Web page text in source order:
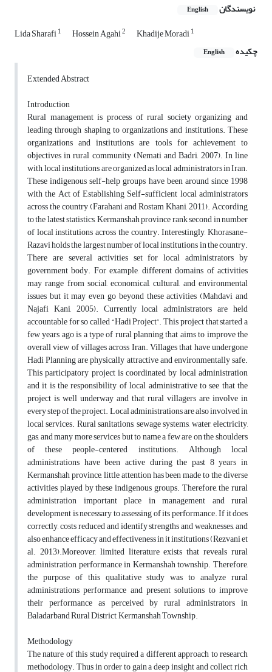
نویسندگان English
Lida Sharafi1 Hossein Agahi2 Khadije Moradi1
چکیده English
Extended Abstract
Introduction
Rural management is process of rural society organizing and
leading through shaping to organizations and institutions. These
organizations and institutions are tools for achievement to
objectives in rural community (Nemati and Badri, 2007). In line
with, local institutions are organized as local administrators in Iran.
These indigenous self-help groups have been around since 1998
with the Act of Establishing Self-sufficient local administrators
across the country (Farahani and Rostam Khani, 2011). According
to the latest statistics, Kermanshah province rank second in number
of local institutions across the country. Interestingly, Khorasane-
Razavi holds the largest number of local institutions in the country.
There are several activities set for local administrators by
government body. For example, different domains of activities
may range from social, economical, cultural, and environmental
issues but it may even go beyond these activities (Mahdavi and
Najafi Kani, 2005). Currently local administrators are held
accountable for so called “Hadi Project”. This project that started a
few years ago is a type of rural planning that aims to improve the
overall view of villages across Iran. Villages that have undergone
Hadi Planning are physically attractive and environmentally safe.
This participatory project is coordinated by local administration
and it is the responsibility of local administrative to see that the
project is well underway and that rural villagers are involve in
every step of the project. Local administrations are also involved in
local services. Rural sanitations, sewage systems, water, electricity,
gas, and many more services but to name a few are on the shoulders
of these people-centered institutions. Although local
administrations have been active during the past 8 years in
Kermanshah province, little attention has been made to the diverse
activities played by these indigenous groups. Therefore, the rural
administration important place in management and rural
development is necessary to assessing of its performance. If it does
correctly, costs reduced and identify strengths and weaknesses, and
also enhance efficacy and effectiveness in it institutions (Rezvani et
al. 2013).Moreover, limited literature exists that reveals rural
administration performance in Kermanshah township. Therefore,
the purpose of this qualitative study was to analyze rural
administrations performance and present solutions to improve
their performance as perceived by rural administrators in
Baladarband Rural District, Kermanshah Township.
Methodology
The nature of this study required a different approach to research
methodology. Thus in order to gain a deep insight and collect rich